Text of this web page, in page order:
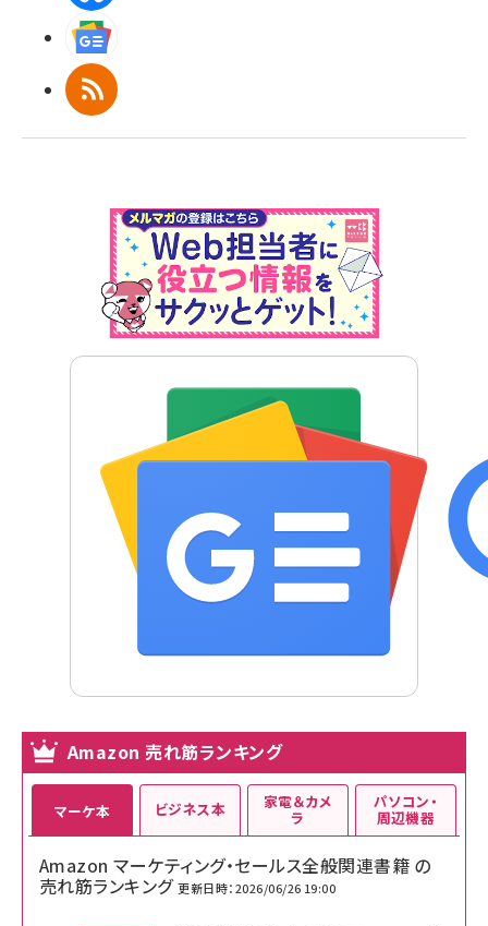
RSS
Amazon 売れ筋ランキング
マーケ本
Amazon マーケティング・セールス全般関連書籍 の
売れ筋ランキング 更新日時：2026/06/26 19:00
ビジネス本 家電＆カメ
ラ
パソコン・
周辺機器